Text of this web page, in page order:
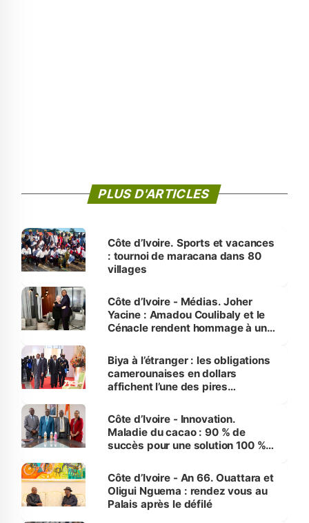
PLUS D'ARTICLES
Côte d’Ivoire. Sports et vacances
: tournoi de maracana dans 80
villages
Côte d’Ivoire - Médias. Joher
Yacine : Amadou Coulibaly et le
Cénacle rendent hommage à un
Biya à l’étranger : les obligations
camerounaises en dollars
affichent l’une des pires
Côte d’Ivoire - Innovation.
Maladie du cacao : 90 % de
succès pour une solution 100 %
Côte d’Ivoire - An 66. Ouattara et
Oligui Nguema : rendez vous au
Palais après le défilé